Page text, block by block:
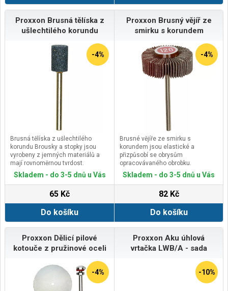
Proxxon Brusná tělíska z
ušlechtilého korundu
-4%
Brusná tělíska z ušlechtilého
korundu Brousky a stopky jsou
vyrobeny z jemných materiálů a
mají rovnoměrnou tvrdost.
Různé tvary pro širokou oblast
použití.
obrobků, jako jsou železné litiny,
ocelové litiny, temperované litiny,
legované a šlechtěné oceli.
Rozměrově přesné stopky zajišťují
přesný vystředěný běh.
Skladem - do 3-5 dnů u Vás
65 Kč
Do košíku
Proxxon Brusný vějíř ze
smirku s korundem
-4%
Brusné vějíře ze smirku s
korundem jsou elastické a
přizpůsobí se obrysům
opracovávaného obrobku.
Stopka Ø 3mm.
Zrnitost 120.
Skladem - do 3-5 dnů u Vás
82 Kč
Do košíku
Proxxon Dělicí pilové
kotouče z pružinové oceli
-4%
Proxxon Aku úhlová
vrtačka LWB/A - sada
-10%